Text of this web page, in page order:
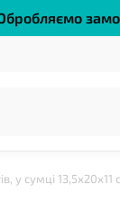
у сумці